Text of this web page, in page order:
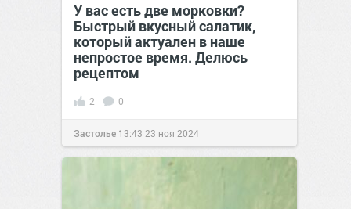
У вас есть две морковки?
Быстрый вкусный салатик,
который актуален в наше
непростое время. Делюсь
рецептом
2 0
Застолье 13:43 23 ноя 2024